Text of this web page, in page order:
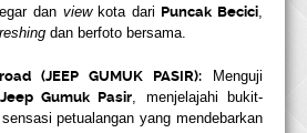
dan viewkota dari Puncak Becici
dan berfoto bersama.
(JEEP GUMUK PASIR): Menguji
Jeep Gumuk Pasir , menjelajahi bukit-
petualangan yang mendebarkan